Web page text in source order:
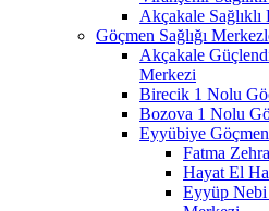
Akçakale
Göçmen Sağlığı
Akçakale
Merkezi
Birecik 1 Nolu
Bozova 1 Nolu
Eyyübiye
Fatma
Hayat El
Eyyüp Nebi